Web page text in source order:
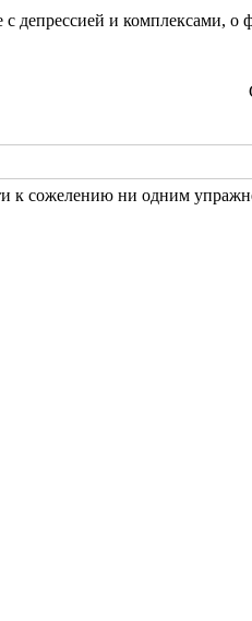
депрессией и комплексами, о
к сожелению ни одним